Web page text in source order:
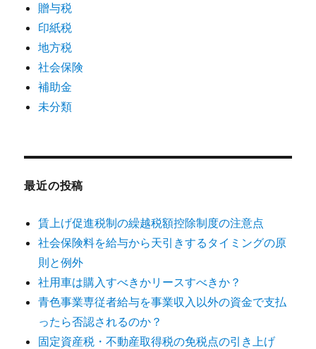
贈与税
印紙税
地方税
社会保険
補助金
未分類
最近の投稿
賃上げ促進税制の繰越税額控除制度の注意点
社会保険料を給与から天引きするタイミングの原
則と例外
社用車は購入すべきかリースすべきか？
青色事業専従者給与を事業収入以外の資金で支払
ったら否認されるのか？
固定資産税・不動産取得税の免税点の引き上げ